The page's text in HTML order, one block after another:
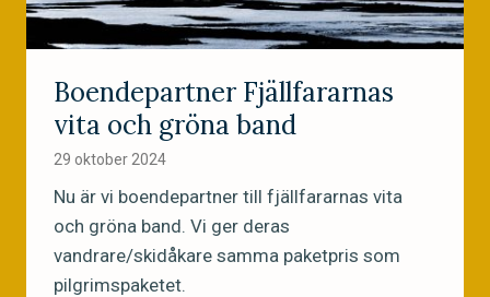
a
r
i
e
t
d
e
G
r
Boendepartner Fjällfararnas
vita och gröna band
29 oktober 2024
Nu är vi boendepartner till fjällfararnas vita
och gröna band. Vi ger deras
vandrare/skidåkare samma paketpris som
pilgrimspaketet.